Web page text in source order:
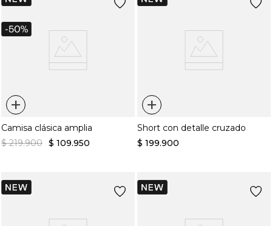
+
Camisa clásica amplia
$ 219.900 $ 109.950
+
Short con detalle cruzado
$ 199.900